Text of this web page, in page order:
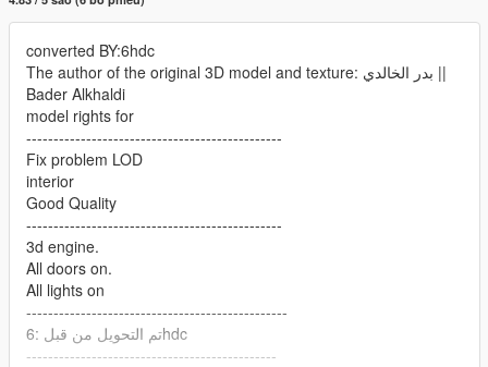
converted BY:6hdc
The author of the original 3D model and texture: بدر الخالدي ||
Bader Alkhaldi
model rights for
-----------------------------------------------
Fix problem LOD
interior
Good Quality
-----------------------------------------------
3d engine.
All doors on.
All lights on
------------------------------------------------
تم التحويل من قبل :6hdc
----------------------------------------------